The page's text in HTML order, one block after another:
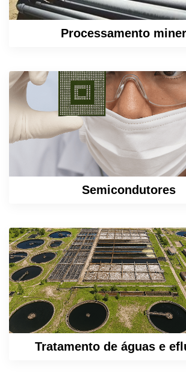
Processamento
Semicondutores
Tratamento de águas e